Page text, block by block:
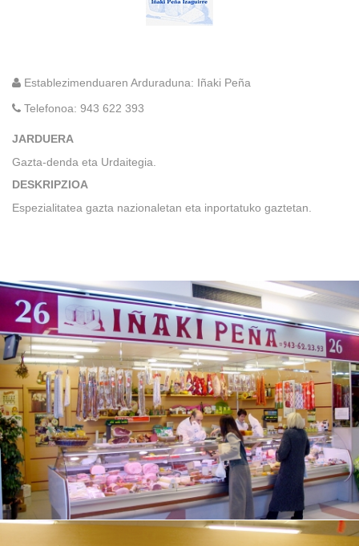
Establezimenduaren Arduraduna: Iñaki Peña
Telefonoa: 943 622 393
JARDUERA
Gazta-denda eta Urdaitegia.
DESKRIPZIOA
Espezialitatea gazta nazionaletan eta inportatuko gaztetan.